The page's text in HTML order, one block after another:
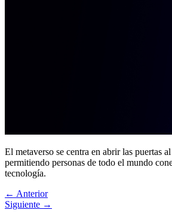
El metaverso se centra en abrir las puertas
permitiendo personas de todo el mundo
tecnología.
← Anterior
Siguiente →